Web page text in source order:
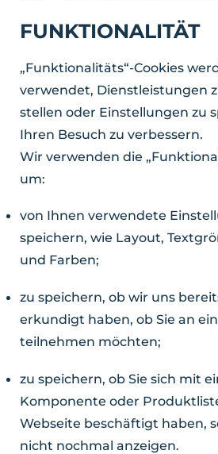
FUNKTIONALITÄT
„Funktionalitäts“-Cookies
verwendet, Dienstleistungen
stellen oder Einstellungen zu
Ihren Besuch zu verbessern.
Wir verwenden die
um:
von Ihnen verwendete
speichern, wie Layout,
und Farben;
zu speichern, ob wir uns
erkundigt haben, ob Sie an
teilnehmen möchten;
zu speichern, ob Sie sich mit
Komponente oder
Webseite beschäftigt haben,
nicht nochmal anzeigen.